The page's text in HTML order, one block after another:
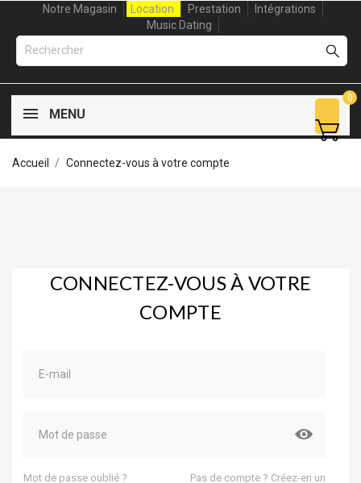
Notre Magasin Location Prestation
Intégrations
Music Dating
MENU
0
Accueil Connectez-vous à votre compte
CONNECTEZ-VOUS À VOTRE
COMPTE
Mot de passe oublié ? Pas de compte ? Créez-en un